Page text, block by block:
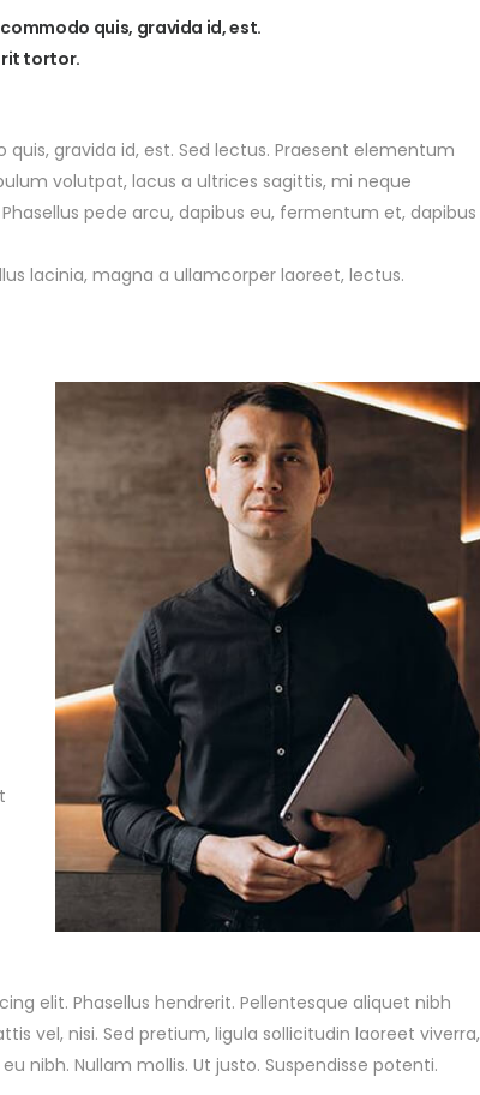
quis, gravida id, est.
tortor.
gravida id, est. Sed lectus. Praesent elementum
volutpat, lacus a ultrices sagittis, mi neque
pede arcu, dapibus eu, fermentum et, dapibus
lacinia, magna a ullamcorper laoreet, lectus.
elit. Phasellus hendrerit. Pellentesque aliquet nibh
vel, nisi. Sed pretium, ligula sollicitudin laoreet viverra,
nibh. Nullam mollis. Ut justo. Suspendisse potenti.